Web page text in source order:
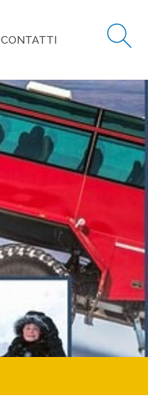
CONTATTI